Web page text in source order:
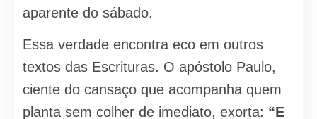
aparente do sábado.
Essa verdade encontra eco em outros
textos das Escrituras. O apóstolo Paulo,
ciente do cansaço que acompanha quem
planta sem colher de imediato, exorta: “E